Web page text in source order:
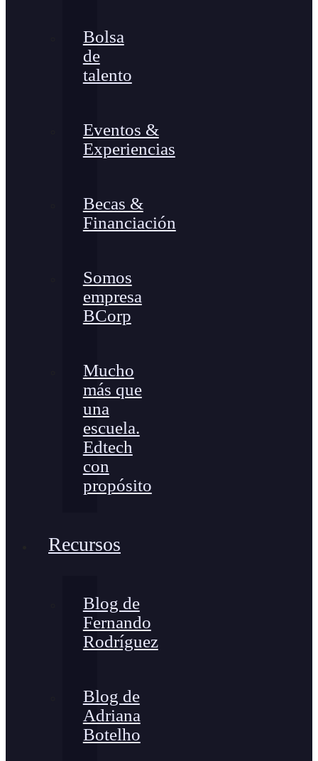
Bolsa
de
talento
Eventos &
Experiencias
Becas &
Financiación
Somos
empresa
BCorp
Mucho
más que
una
escuela.
Edtech
con
propósito
Recursos
Blog de
Fernando
Rodríguez
Blog de
Adriana
Botelho